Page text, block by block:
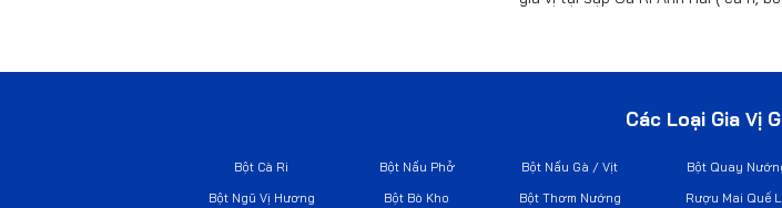
Các Loại Gia Vị
Bột Cà Ri Bột Nấu Phở Bột Nấu Gà / Vịt Bột Quay
Bột Ngũ Vị Hương
Bột Bò Kho Bột Thơm Nướng Rượu Mai Quế